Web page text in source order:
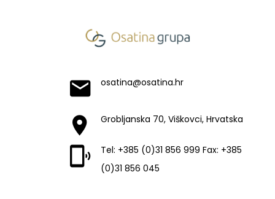
osatina@osatina.hr
Grobljanska 70, Viškovci, Hrvatska
Tel: +385 (0)31 856 999 Fax: +385
(0)31 856 045